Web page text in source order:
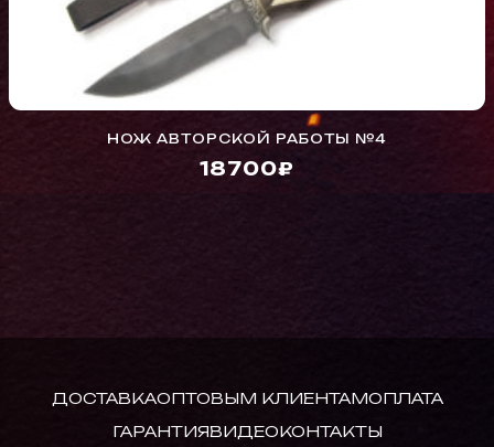
НОЖ АВТОРСКОЙ РАБОТЫ №4
18700₽
ДОСТАВКАОПТОВЫМ КЛИЕНТАМОПЛАТА
ГАРАНТИЯВИДЕОКОНТАКТЫ